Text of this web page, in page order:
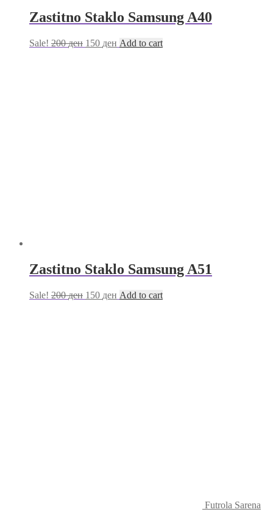
Zastitno Staklo Samsung A40
Sale! 200ден 150 ден Add to cart
Zastitno Staklo Samsung A51
Sale! 200ден 150 ден Add to cart
Futrola Sarena